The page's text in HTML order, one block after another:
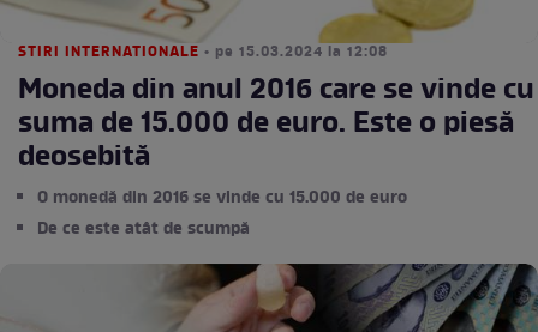
STIRI INTERNATIONALE • pe 15.03.2024 la 12:08
Moneda din anul 2016 care se vinde cu
suma de 15.000 de euro. Este o piesă
deosebită
O monedă din 2016 se vinde cu 15.000 de euro
De ce este atât de scumpă